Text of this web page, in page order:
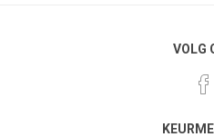
VOLG